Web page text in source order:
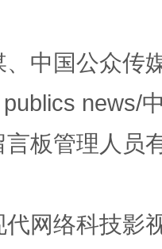
作
中国公众传
news/
板管理人员
网络科技影